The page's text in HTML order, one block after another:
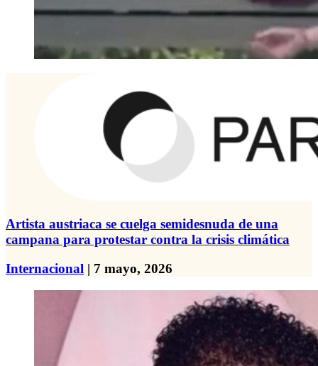
Artista austriaca se cuelga semidesnuda de una
campana para protestar contra la crisis climática
Internacional | 7 mayo, 2026